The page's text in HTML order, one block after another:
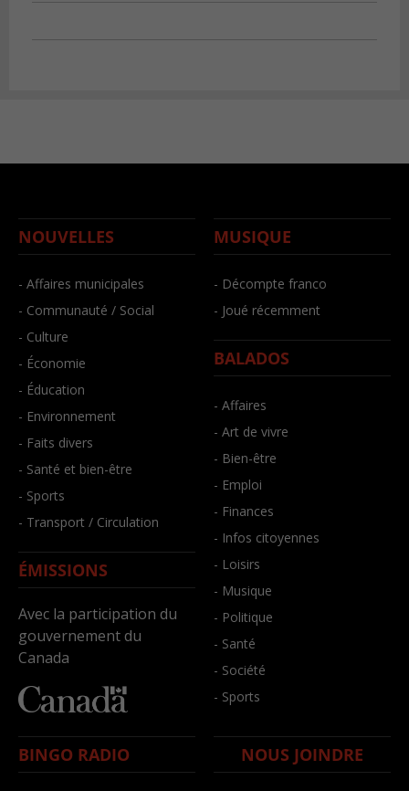
NOUVELLES
- Affaires municipales
- Communauté / Social
- Culture
- Économie
- Éducation
- Environnement
- Faits divers
- Santé et bien-être
- Sports
- Transport / Circulation
ÉMISSIONS
Avec la participation du
gouvernement du
Canada
MUSIQUE
- Décompte franco
- Joué récemment
BALADOS
- Affaires
- Art de vivre
- Bien-être
- Emploi
- Finances
- Infos citoyennes
- Loisirs
- Musique
- Politique
- Santé
- Société
- Sports
BINGO RADIO NOUS JOINDRE